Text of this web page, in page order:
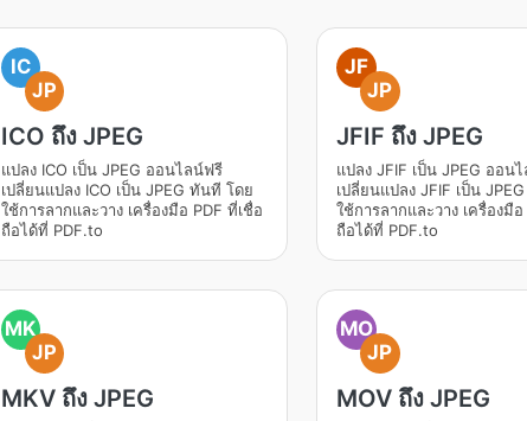
IC
JP
ICO ถึง JPEG
แปลง ICO เป็น JPEG ออนไลน์ฟรี
เปลี่ยนแปลง ICO เป็น JPEG ทันที โดย
ใช้การลากและวาง เครื่องมือ PDF ที่เชื่อ
ถือได้ที่ PDF.to
JF
JP
JFIF ถึง JPEG
แปลง JFIF เป็น JPEG ออน
เปลี่ยนแปลง JFIF เป็น
ใช้การลากและวาง เครื่องมือ
ถือได้ที่ PDF.to
MK
JP
MKV ถึง JPEG
MO
JP
MOV ถึง JPEG